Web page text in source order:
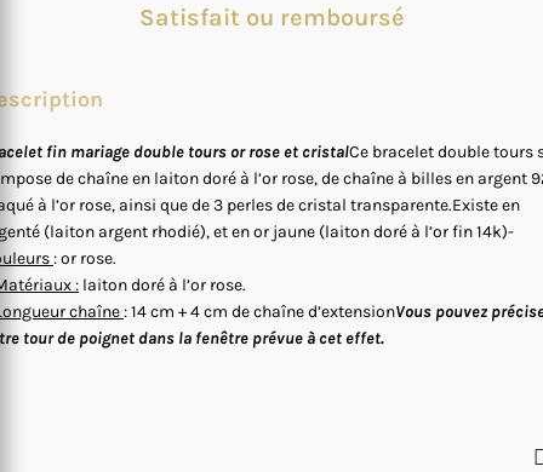
Satisfait ou remboursé
fin mariage double tours or rose et cristalCe bracelet double tours
de chaîne en laiton doré à l’or rose, de chaîne à billes en argent
à l’or rose, ainsi que de 3 perles de cristal transparente.Existe en
(laiton argent rhodié), et en or jaune (laiton doré à l’or fin 14k)-
: or rose.
: laiton doré à l’or rose.
chaîne: 14 cm + 4 cm de chaîne d’extensionVous pouvez
tour de poignet dans la fenêtre prévue à cet effet.